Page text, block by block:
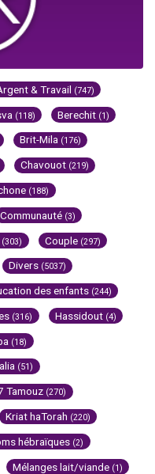
& Travail (747)
(118) Berechit (1)
Brit-Mila (176)
Chavouot (219)
(188)
Communauté (3)
(303) Couple (297)
Divers (5037)
des enfants (244)
(316) Hassidout (4)
(18)
(51)
Tamouz (270)
Kriat haTorah (220)
hébraïques (2)
Mélanges lait/viande (1)